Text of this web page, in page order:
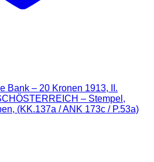
Bank – 20 Kronen 1913, II.
– Stempel,
(KK.137a / ANK 173c / P.53a)